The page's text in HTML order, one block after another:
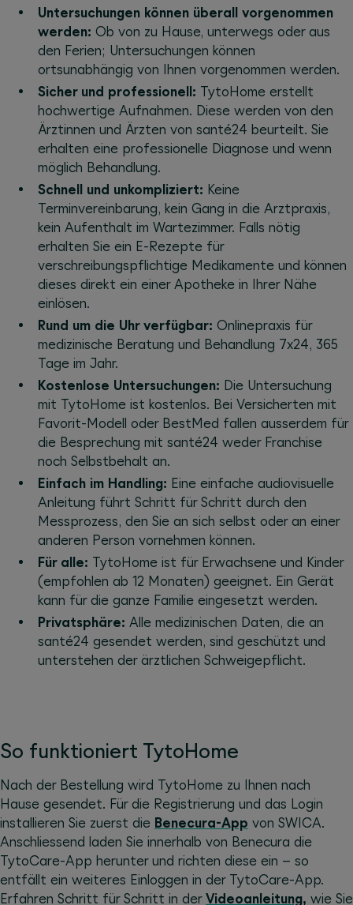
Untersuchungen können überall vorgenommen
werden: Ob von zu Hause, unterwegs oder aus
den Ferien; Untersuchungen können
ortsunabhängig von Ihnen vorgenommen werden.
Sicher und professionell: TytoHome erstellt
hochwertige Aufnahmen. Diese werden von den
Ärztinnen und Ärzten von santé24 beurteilt. Sie
erhalten eine professionelle Diagnose und wenn
möglich Behandlung.
Schnell und unkompliziert: Keine
Terminvereinbarung, kein Gang in die Arztpraxis,
kein Aufenthalt im Wartezimmer. Falls nötig
erhalten Sie ein E-Rezepte für
verschreibungspflichtige Medikamente und können
dieses direkt ein einer Apotheke in Ihrer Nähe
einlösen.
Rund um die Uhr verfügbar: Onlinepraxis für
medizinische Beratung und Behandlung 7x24, 365
Tage im Jahr.
Kostenlose Untersuchungen: Die Untersuchung
mit TytoHome ist kostenlos. Bei Versicherten mit
Favorit-Modell oder BestMed fallen ausserdem für
die Besprechung mit santé24 weder Franchise
noch Selbstbehalt an.
Einfach im Handling: Eine einfache audiovisuelle
Anleitung führt Schritt für Schritt durch den
Messprozess, den Sie an sich selbst oder an einer
anderen Person vornehmen können.
Für alle: TytoHome ist für Erwachsene und Kinder
(empfohlen ab 12 Monaten) geeignet. Ein Gerät
kann für die ganze Familie eingesetzt werden.
Privatsphäre: Alle medizinischen Daten, die an
santé24 gesendet werden, sind geschützt und
unterstehen der ärztlichen Schweigepflicht.
So funktioniert TytoHome
Nach der Bestellung wird TytoHome zu Ihnen nach
Hause gesendet. Für die Registrierung und das Login
installieren Sie zuerst die Benecura-App von SWICA.
Anschliessend laden Sie innerhalb von Benecura die
TytoCare-App herunter und richten diese ein – so
entfällt ein weiteres Einloggen in der TytoCare-App.
Erfahren Schritt für Schritt in der Videoanleitung, wie Sie